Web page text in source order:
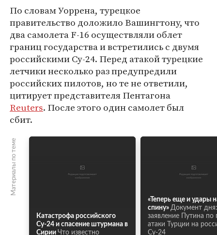
По словам Уоррена, турецкое
правительство доложило Вашингтону, что
два самолета F-16 осуществляли облет
границ государства и встретились с двумя
российскими Су-24. Перед атакой турецкие
летчики несколько раз предупредили
российских пилотов, но те не ответили,
цитирует представителя Пентагона
Reuters. После этого один самолет был
сбит.
Материалы по теме
Катастрофа российского
Су-24 и спасение штурмана в
Сирии Что известно
«Теперь еще и удары
спину» Документ дня:
заявление Путина по
атаки Турции на
Су-24